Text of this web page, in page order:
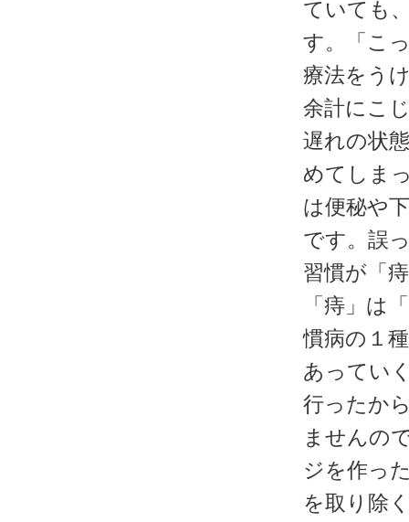
ていても
す。「こ
療法をう
余計にこ
遅れの状
めてしま
は便秘や
です。誤
習慣が「
「痔」は
慣病の１
あってい
行ったか
ませんの
ジを作っ
を取り除